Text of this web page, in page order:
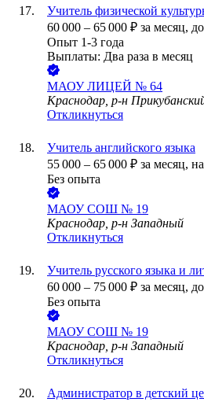
Учитель физической
60 000 – 65 000 ₽ за месяц,
Опыт 1-3 года
Выплаты: Два раза в месяц
МАОУ ЛИЦЕЙ № 64
Краснодар, р-н
Откликнуться
Учитель английского языка
55 000 – 65 000 ₽ за месяц,
Без опыта
МАОУ СОШ № 19
Краснодар, р-н Западный
Откликнуться
Учитель русского языка и
60 000 – 75 000 ₽ за месяц,
Без опыта
МАОУ СОШ № 19
Краснодар, р-н Западный
Откликнуться
Администратор в детский